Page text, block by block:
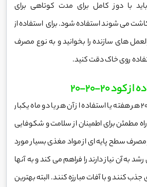
20 فقط باید با دوز کامل برای مدت کوتاهی برای
می شوند استفاده شود. برای استفاده از
های سازنده را بخوانید و به نوع مصرف
روی خاک دقت کنید.
20-20-20
استفاده از کود 20-20-20 هر هفته یا استفاده از آن هر یا دو ماه یکبار
مطمئن برای اطمینان از سلامت و شکوفایی
سطح پایه ای از مواد مغذی بسیار مورد
به آن نیاز دارند را فراهم می کند و به آنها
کنند و با آفات مبارزه کنند. البته بهترین